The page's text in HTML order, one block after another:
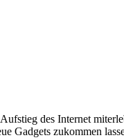
des Internet
Gadgets zukommen